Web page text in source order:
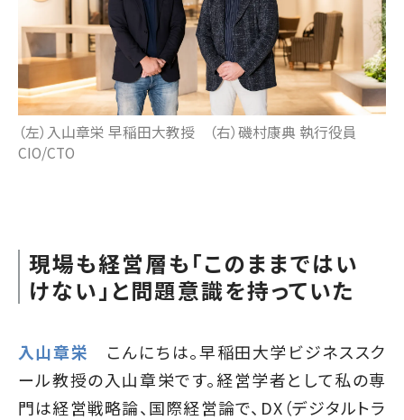
（左）入山章栄 早稲田大教授 （右）磯村康典 執行役員
CIO/CTO
現場も経営層も「このままではい
けない」と問題意識を持っていた
入山章栄 こんにちは。早稲田大学ビジネススク
ール教授の入山章栄です。経営学者として私の専
門は経営戦略論、国際経営論で、DX（デジタルトラ